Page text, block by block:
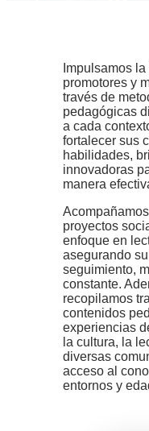
Impulsamos
promotores y
través de
pedagógicas
a cada
fortalecer sus
habilidades,
innovadoras
manera
proyectos
enfoque en
asegurando
seguimiento,
constante.
recopilamos
contenidos
experiencias
la cultura, la
diversas
acceso al
entornos y